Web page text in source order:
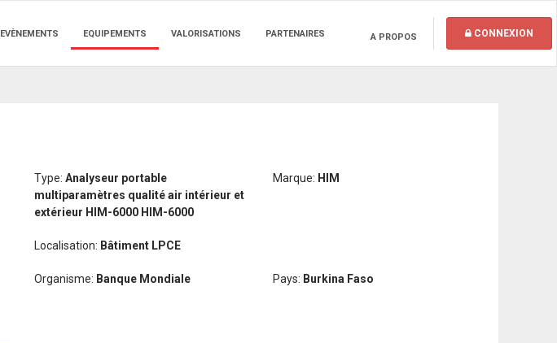
EVÈNEMENTS EQUIPEMENTS VALORISATIONS PARTENAIRES A PROPOS CONNEXION
Type: Analyseur portable
multiparamètres qualité air intérieur et
extérieur HIM-6000 HIM-6000
Marque: HIM
Localisation: Bâtiment LPCE
Organisme: Banque Mondiale Pays: Burkina Faso